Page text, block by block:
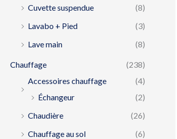
Cuvette suspendue
(8)
Lavabo + Pied
(3)
Lave main
(8)
Chauffage
(238)
Accessoires chauffage
(4)
Échangeur
(2)
Chaudière
(26)
Chauffage au sol
(6)